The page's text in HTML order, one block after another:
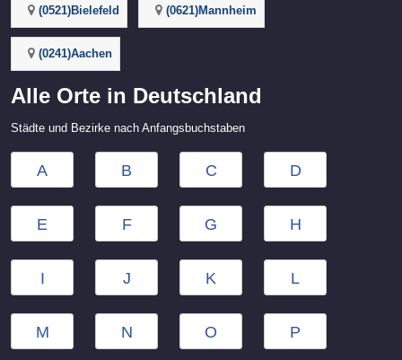
(0521)Bielefeld (0621)Mannheim
(0241)Aachen
Alle Orte in Deutschland
Städte und Bezirke nach Anfangsbuchstaben
A B C D
E F G H
I J K L
M N O P